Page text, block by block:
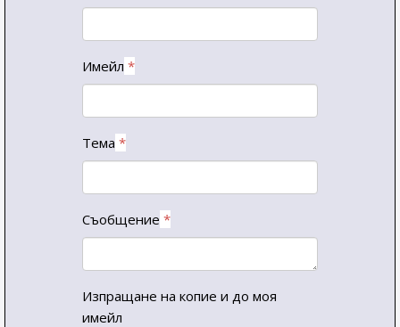
Имейл *
Тема *
Съобщение *
Изпращане на копие и до моя
имейл